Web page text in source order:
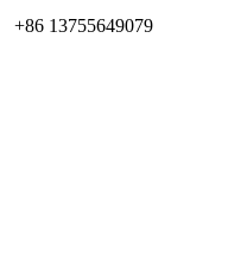
+86 13755649079